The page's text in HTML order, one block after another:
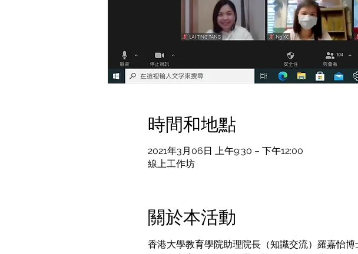
時間和地點
2021年3月06日 上午9:30 – 下午12:00
線上工作坊
關於本活動
香港大學教育學院助理院長（知識交流）羅嘉怡